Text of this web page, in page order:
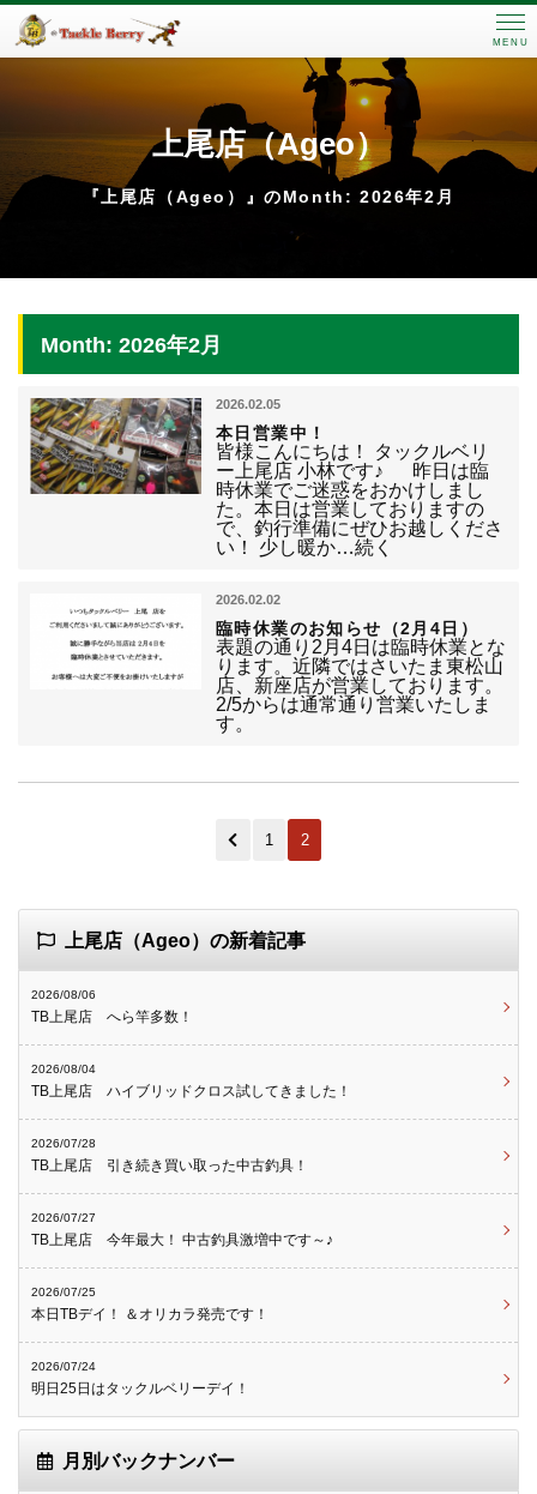
MENU
上尾店（Ageo）
『上尾店（Ageo）』のMonth: 2026年2月
Month: 2026年2月
2026.02.05
本日営業中！
皆様こんにちは！ タックルベリ
ー上尾店 小林です♪ 昨日は臨
時休業でご迷惑をおかけしまし
た。本日は営業しておりますの
で、釣行準備にぜひお越しくださ
い！ 少し暖か…続く
2026.02.02
臨時休業のお知らせ（2月4日）
表題の通り2月4日は臨時休業とな
ります。近隣ではさいたま東松山
店、新座店が営業しております。
2/5からは通常通り営業いたしま
す。
1 2
上尾店（Ageo）の新着記事
2026/08/06
TB上尾店 へら竿多数！
2026/08/04
TB上尾店 ハイブリッドクロス試してきました！
2026/07/28
TB上尾店 引き続き買い取った中古釣具！
2026/07/27
TB上尾店 今年最大！ 中古釣具激増中です～♪
2026/07/25
本日TBデイ！ ＆オリカラ発売です！
2026/07/24
明日25日はタックルベリーデイ！
月別バックナンバー